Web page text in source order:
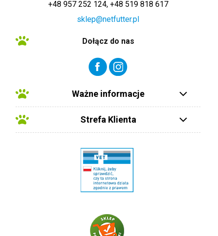
+48 957 252 124, +48 519 818 617
sklep@netfutter.pl
Dołącz do nas
Ważne informacje
Strefa Klienta